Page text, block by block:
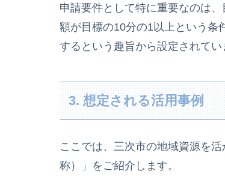
申請要件として特に重要なのは
額が目標の10分の1以上という条
するという趣旨から設定されてい
3. 想定される活用事例
ここでは、三次市の地域資源を
称）」をご紹介します。